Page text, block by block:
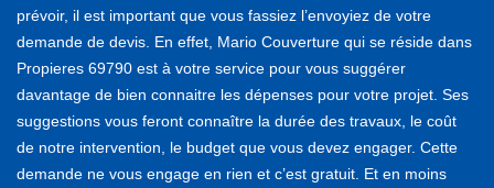
prévoir, il est important que vous fassiez l’envoyiez de votre
demande de devis. En effet, Mario Couverture qui se réside dans
Propieres 69790 est à votre service pour vous suggérer
davantage de bien connaitre les dépenses pour votre projet. Ses
suggestions vous feront connaître la durée des travaux, le coût
de notre intervention, le budget que vous devez engager. Cette
demande ne vous engage en rien et c’est gratuit. Et en moins